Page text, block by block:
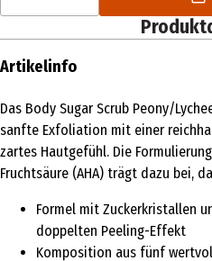
Artikelinfo
Das Body Sugar Scrub Peony/
sanfte Exfoliation mit einer
zartes Hautgefühl. Die
Fruchtsäure (AHA) trägt dazu bei,
Formel mit Zuckerkristallen
doppelten Peeling-Effekt
Komposition aus fünf